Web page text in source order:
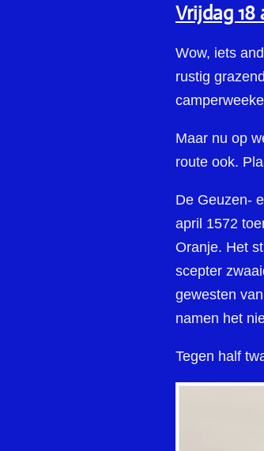
Vrijdag 18
Wow, iets
rustig
Maar nu op
route ook.
De Geuzen-
april 1572
Oranje. Het
scepter
gewesten
namen het
Tegen half